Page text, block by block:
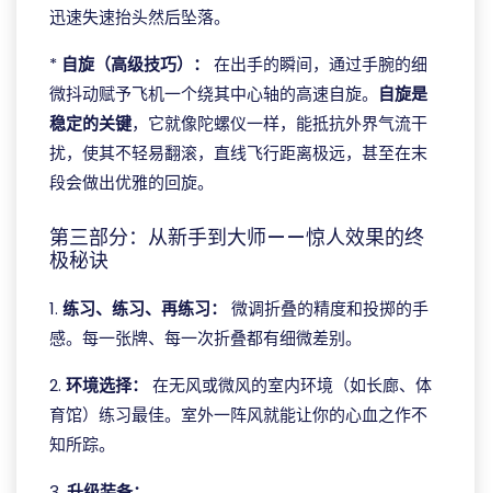
迅速失速抬头然后坠落。
* 自旋（高级技巧）：
在出手的瞬间，通过手腕的细
微抖动赋予飞机一个绕其中心轴的高速自旋。 自旋是
稳定的关键，它就像陀螺仪一样，能抵抗外界气流干
扰，使其不轻易翻滚，直线飞行距离极远，甚至在末
段会做出优雅的回旋。
第三部分：从新手到大师——惊人效果的终
极秘诀
1. 练习、练习、再练习：
微调折叠的精度和投掷的手
感。每一张牌、每一次折叠都有细微差别。
2. 环境选择：
在无风或微风的室内环境（如长廊、体
育馆）练习最佳。室外一阵风就能让你的心血之作不
知所踪。